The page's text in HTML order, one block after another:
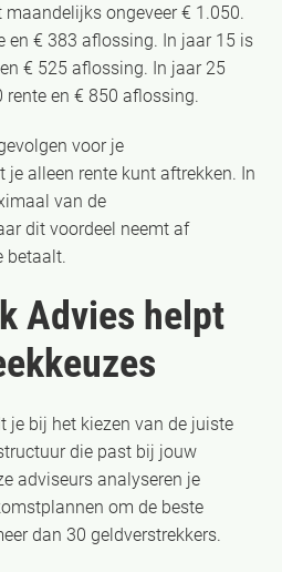
maandelijks ongeveer € 1.050.
en € 383 aflossing. In jaar 15 is
€ 525 aflossing. In jaar 25
en € 850 aflossing.
voor je
alleen rente kunt aftrekken. In
van de
dit voordeel neemt af
betaalt.
Advies helpt
je bij het kiezen van de juiste
die past bij jouw
adviseurs analyseren je
om de beste
dan 30 geldverstrekkers.